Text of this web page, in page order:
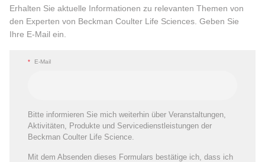
Erhalten Sie aktuelle Informationen zu relevanten Themen von
den Experten von Beckman Coulter Life Sciences. Geben Sie
Ihre E-Mail ein.
* E-Mail
Bitte informieren Sie mich weiterhin über Veranstaltungen,
Aktivitäten, Produkte und Servicedienstleistungen der
Beckman Coulter Life Science.
Mit dem Absenden dieses Formulars bestätige ich, dass ich